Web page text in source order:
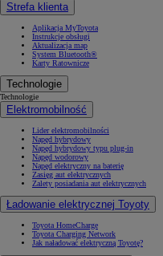
Strefa klienta
Aplikacja MyToyota
Instrukcje obsługi
Aktualizacja map
System Bluetooth®
Karty Ratownicze
Technologie
Technologie
Elektromobilność
Lider elektromobilności
Napęd hybrydowy
Napęd hybrydowy typu plug-in
Napęd wodorowy
Napęd elektryczny na baterię
Zasięg aut elektrycznych
Zalety posiadania aut elektrycznych
Ładowanie elektrycznej Toyoty
Toyota HomeCharge
Toyota Charging Network
Jak naładować elektryczną Toyotę?